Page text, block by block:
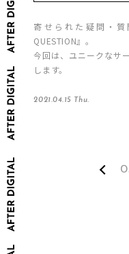
寄せられた疑問・質
QUESTION』。
今回は、ユニークなサ
します。
2021.04.15 Thu.